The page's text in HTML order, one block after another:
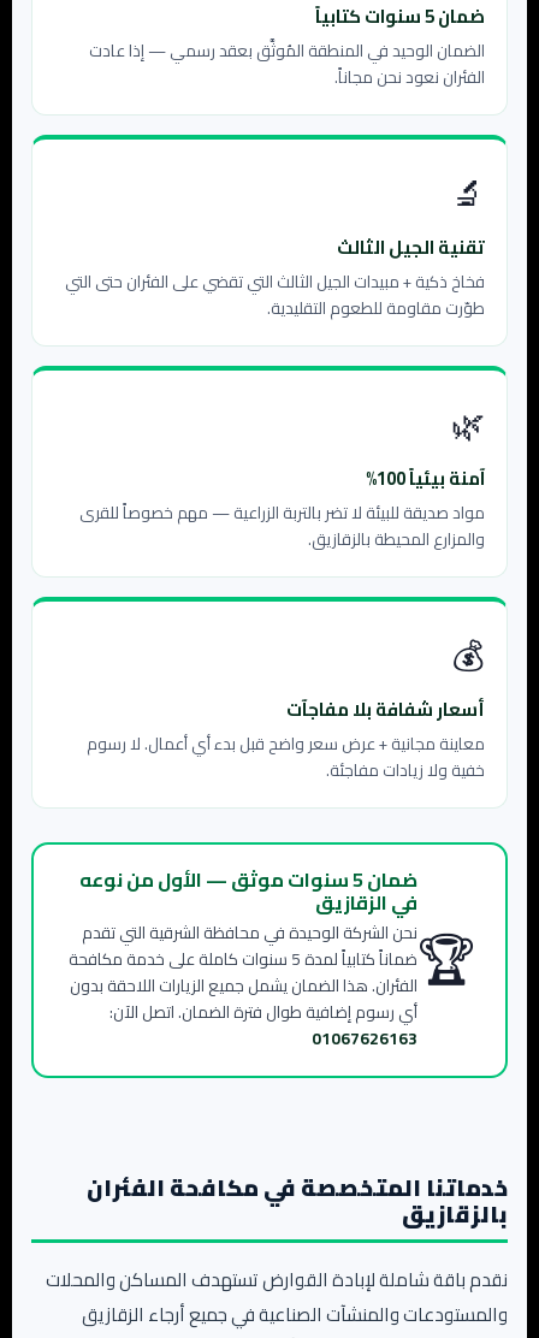
ضمان 5 سنوات كتابياً
الضمان الوحيد في المنطقة المُوثَّق بعقد رسمي — إذا عادت
الفئران نعود نحن مجاناً.
🔬
تقنية الجيل الثالث
فخاخ ذكية + مبيدات الجيل الثالث التي تقضي على الفئران حتى التي
طوّرت مقاومة للطعوم التقليدية.
🌿
آمنة بيئياً 100%
مواد صديقة للبيئة لا تضر بالتربة الزراعية — مهم خصوصاً للقرى
والمزارع المحيطة بالزقازيق.
💰
أسعار شفافة بلا مفاجآت
معاينة مجانية + عرض سعر واضح قبل بدء أي أعمال. لا رسوم
خفية ولا زيادات مفاجئة.
🏆
ضمان 5 سنوات موثق — الأول من نوعه
في الزقازيق
نحن الشركة الوحيدة في محافظة الشرقية التي تقدم
ضماناً كتابياً لمدة 5 سنوات كاملة على خدمة مكافحة
الفئران. هذا الضمان يشمل جميع الزيارات اللاحقة بدون
أي رسوم إضافية طوال فترة الضمان. اتصل الآن:
01067626163
خدماتنا المتخصصة في مكافحة الفئران
بالزقازيق
نقدم باقة شاملة لإبادة القوارض تستهدف المساكن والمحلات
والمستودعات والمنشآت الصناعية في جميع أرجاء الزقازيق